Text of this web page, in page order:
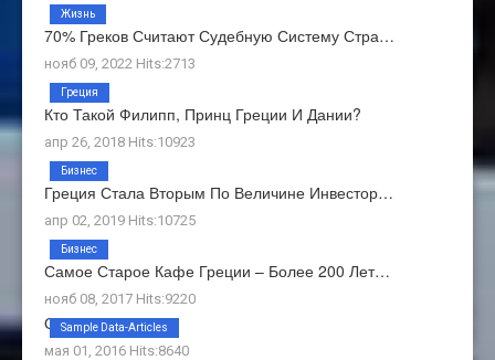
70% Греков Считают Судебную Систему Стра…
нояб 09, 2022 Hits:2713
Жизнь
Кто Такой Филипп, Принц Греции И Дании?
апр 26, 2018 Hits:10923
Греция
Греция Стала Вторым По Величине Инвестор…
апр 02, 2019 Hits:10725
Бизнес
Самое Старое Кафе Греции – Более 200 Лет…
нояб 08, 2017 Hits:9220
Бизнес
О Нас
мая 01, 2016 Hits:8640
Sample Data-Articles